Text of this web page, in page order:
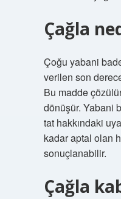
Çağla
Çoğu yabani
verilen son
Bu madde
dönüşür. Yabani
tat hakkındaki
kadar aptal olan
sonuçlanabilir.
Çağla